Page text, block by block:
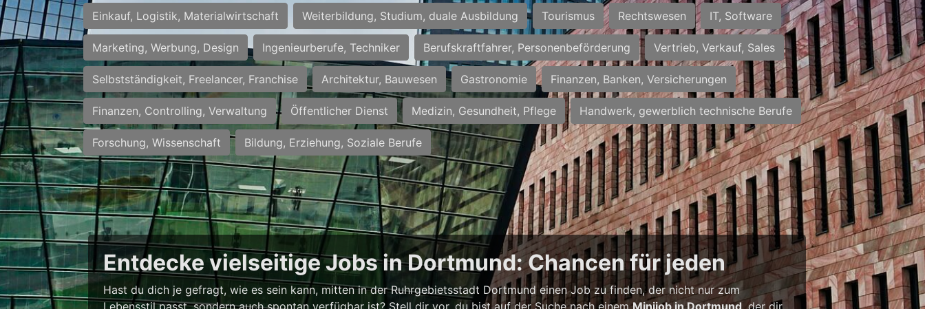
Einkauf, Logistik, Materialwirtschaft Weiterbildung, Studium, duale Ausbildung Tourismus Rechtswesen IT, Software
Marketing, Werbung, Design Ingenieurberufe, Techniker Berufskraftfahrer, Personenbeförderung Vertrieb, Verkauf, Sales
Selbstständigkeit, Freelancer, Franchise Architektur, Bauwesen Gastronomie Finanzen, Banken, Versicherungen
Finanzen, Controlling, Verwaltung Öffentlicher Dienst Medizin, Gesundheit, Pflege Handwerk, gewerblich technische Berufe
Forschung, Wissenschaft Bildung, Erziehung, Soziale Berufe
Entdecke vielseitige Jobs in Dortmund: Chancen für jeden
Hast du dich je gefragt, wie es sein kann, mitten in der Ruhrgebietsstadt Dortmund einen Job zu finden, der nicht nur zum